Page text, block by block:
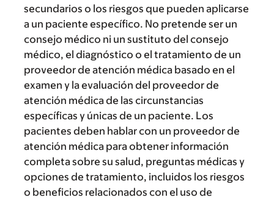
secundarios o los riesgos que pueden aplicarse
a un paciente específico. No pretende ser un
consejo médico ni un sustituto del consejo
médico, el diagnóstico o el tratamiento de un
proveedor de atención médica basado en el
examen y la evaluación del proveedor de
atención médica de las circunstancias
específicas y únicas de un paciente. Los
pacientes deben hablar con un proveedor de
atención médica para obtener información
completa sobre su salud, preguntas médicas y
opciones de tratamiento, incluidos los riesgos
o beneficios relacionados con el uso de